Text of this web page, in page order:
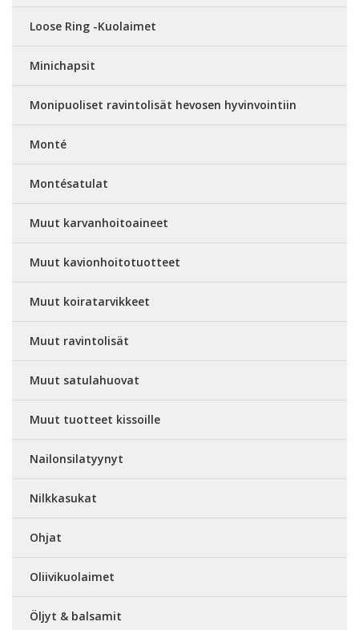
Loose Ring -Kuolaimet
Minichapsit
Monipuoliset ravintolisät hevosen hyvinvointiin
Monté
Montésatulat
Muut karvanhoitoaineet
Muut kavionhoitotuotteet
Muut koiratarvikkeet
Muut ravintolisät
Muut satulahuovat
Muut tuotteet kissoille
Nailonsilatyynyt
Nilkkasukat
Ohjat
Oliivikuolaimet
Öljyt & balsamit